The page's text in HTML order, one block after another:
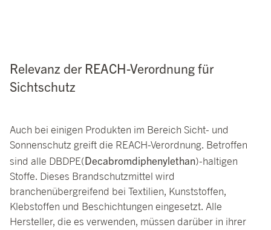
Relevanz der REACH-Verordnung für
Sichtschutz
Auch bei einigen Produkten im Bereich Sicht- und
Sonnenschutz greift die REACH-Verordnung. Betroffen
sind alle DBDPE(Decabromdiphenylethan)-haltigen
Stoffe. Dieses Brandschutzmittel wird
branchenübergreifend bei Textilien, Kunststoffen,
Klebstoffen und Beschichtungen eingesetzt. Alle
Hersteller, die es verwenden, müssen darüber in ihrer